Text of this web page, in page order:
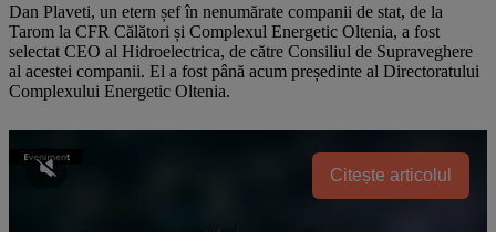
Dan Plaveti, un etern șef în nenumărate companii de stat, de la
Tarom la CFR Călători și Complexul Energetic Oltenia, a fost
selectat CEO al Hidroelectrica, de către Consiliul de Supraveghere
al acestei companii. El a fost până acum președinte al Directoratului
Complexului Energetic Oltenia.
Citește articolul